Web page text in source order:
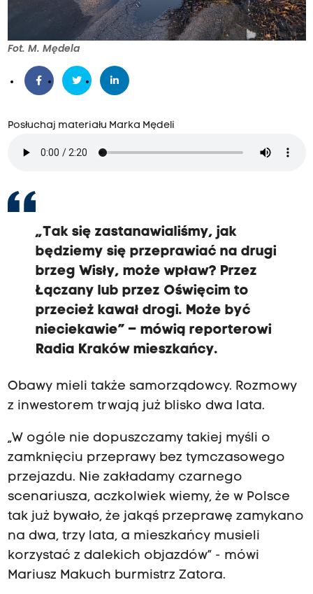
Fot. M. Mędela
Posłuchaj materiału Marka Mędeli
„Tak się zastanawialiśmy, jak
będziemy się przeprawiać na drugi
brzeg Wisły, może wpław? Przez
Łączany lub przez Oświęcim to
przecież kawał drogi. Może być
nieciekawie” – mówią reporterowi
Radia Kraków mieszkańcy.
Obawy mieli także samorządowcy. Rozmowy
z inwestorem trwają już blisko dwa lata.
„W ogóle nie dopuszczamy takiej myśli o
zamknięciu przeprawy bez tymczasowego
przejazdu. Nie zakładamy czarnego
scenariusza, aczkolwiek wiemy, że w Polsce
tak już bywało, że jakąś przeprawę zamykano
na dwa, trzy lata, a mieszkańcy musieli
korzystać z dalekich objazdów” - mówi
Mariusz Makuch burmistrz Zatora.